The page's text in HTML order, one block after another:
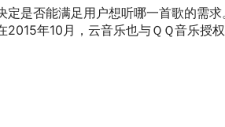
是否能满足用户想听哪一首歌的需求
年10月，云音乐也与ＱＱ音乐授